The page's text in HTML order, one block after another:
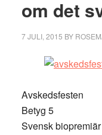
om det
7 JULI, 2015 BY
Avskedsfesten
Betyg 5
Svensk